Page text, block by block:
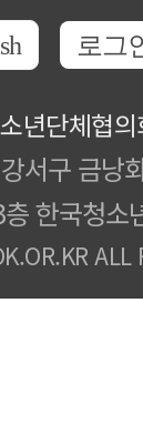
로그
년단체협
서구 금낭
한국청소
ALL